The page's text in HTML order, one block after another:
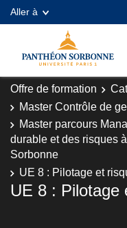
Aller à
Offre de formation
Master Contrôle de
Master parcours
durable et des risques
Sorbonne
UE 8 : Pilotage et
UE 8 : Pilotage